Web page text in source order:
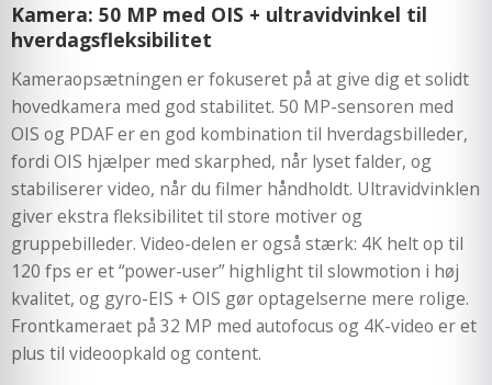
Kamera: 50 MP med OIS + ultravidvinkel til
hverdagsfleksibilitet
Kameraopsætningen er fokuseret på at give dig et solidt
hovedkamera med god stabilitet. 50 MP-sensoren med
OIS og PDAF er en god kombination til hverdagsbilleder,
fordi OIS hjælper med skarphed, når lyset falder, og
stabiliserer video, når du filmer håndholdt. Ultravidvinklen
giver ekstra fleksibilitet til store motiver og
gruppebilleder. Video-delen er også stærk: 4K helt op til
120 fps er et “power-user” highlight til slowmotion i høj
kvalitet, og gyro-EIS + OIS gør optagelserne mere rolige.
Frontkameraet på 32 MP med autofocus og 4K-video er et
plus til videoopkald og content.